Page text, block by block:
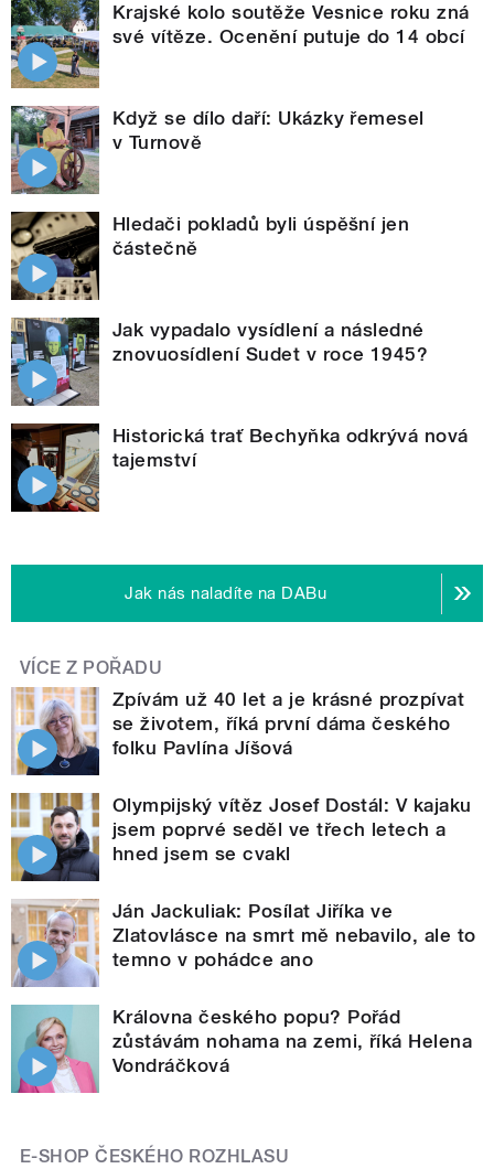
Krajské kolo soutěže Vesnice roku zná
své vítěze. Ocenění putuje do 14 obcí
Když se dílo daří: Ukázky řemesel
v Turnově
Hledači pokladů byli úspěšní jen
částečně
Jak vypadalo vysídlení a následné
znovuosídlení Sudet v roce 1945?
Historická trať Bechyňka odkrývá nová
tajemství
Jak nás naladíte na DABu
VÍCE Z POŘADU
Zpívám už 40 let a je krásné prozpívat
se životem, říká první dáma českého
folku Pavlína Jíšová
Olympijský vítěz Josef Dostál: V kajaku
jsem poprvé seděl ve třech letech a
hned jsem se cvakl
Ján Jackuliak: Posílat Jiříka ve
Zlatovlásce na smrt mě nebavilo, ale to
temno v pohádce ano
Královna českého popu? Pořád
zůstávám nohama na zemi, říká Helena
Vondráčková
E-SHOP ČESKÉHO ROZHLASU